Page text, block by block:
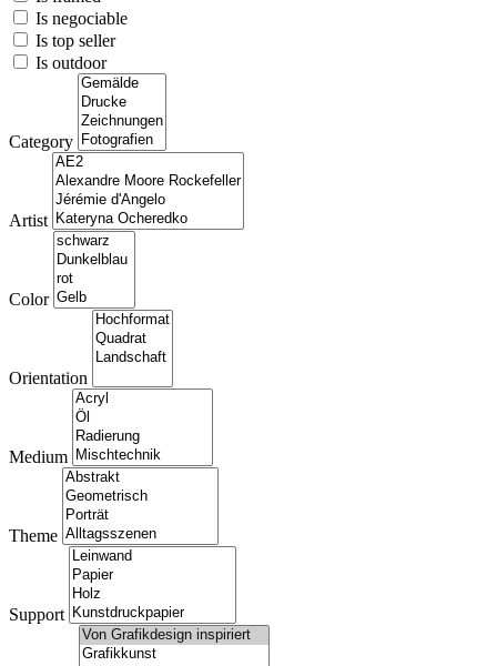
Is negociable
Is top seller
Is outdoor
Category
Artist
Color
Orientation
Medium
Theme
Support